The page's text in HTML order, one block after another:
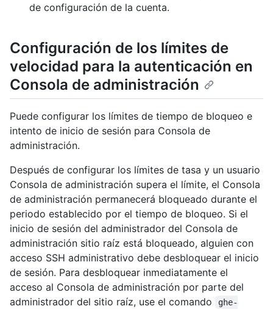
de configuración de la cuenta.
Configuración de los límites de
velocidad para la autenticación en
Consola de administración
Puede configurar los límites de tiempo de bloqueo e
intento de inicio de sesión para Consola de
administración.
Después de configurar los límites de tasa y un usuario
Consola de administración supera el límite, el Consola
de administración permanecerá bloqueado durante el
periodo establecido por el tiempo de bloqueo. Si el
inicio de sesión del administrador del Consola de
administración sitio raíz está bloqueado, alguien con
acceso SSH administrativo debe desbloquear el inicio
de sesión. Para desbloquear inmediatamente el
acceso al Consola de administración por parte del
administrador del sitio raíz, use el comando
ghe-